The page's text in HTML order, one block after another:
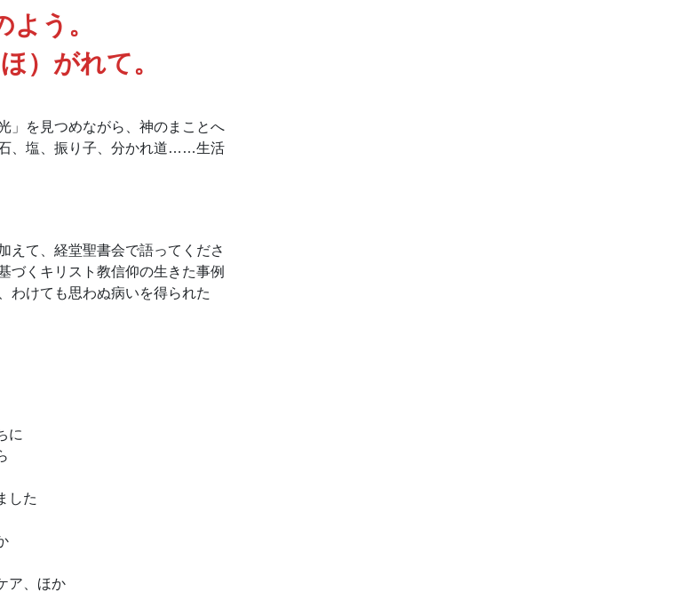
う。
）がれて。
」を見つめながら、神のまことへ
、塩、振り子、分かれ道……生活
えて、経堂聖書会で語ってくださ
づくキリスト教信仰の生きた事例
わけても思わぬ病いを得られた
に
した
ア、ほか